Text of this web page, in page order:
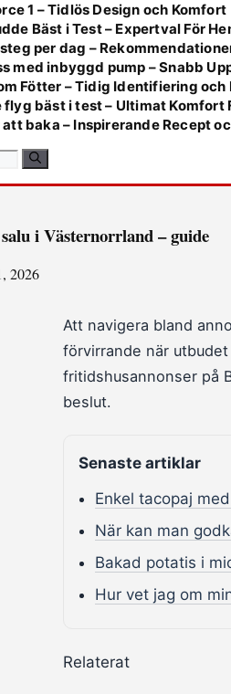
1 – Tidlös Design och Komfort
Bäst i Test – Expertval För
per dag –
med inbyggd pump – Snabb
Fötter – Tidig Identifiering och
bäst i test – Ultimat Komfort
baka – Inspirerande Recept
i Västernorrland – guide
2026
Att navigera bland
förvirrande när
fritidshusannonser på
beslut.
Senaste artiklar
Enkel tacopaj
När kan man
Bakad potatis i
Hur vet jag om
Relaterat